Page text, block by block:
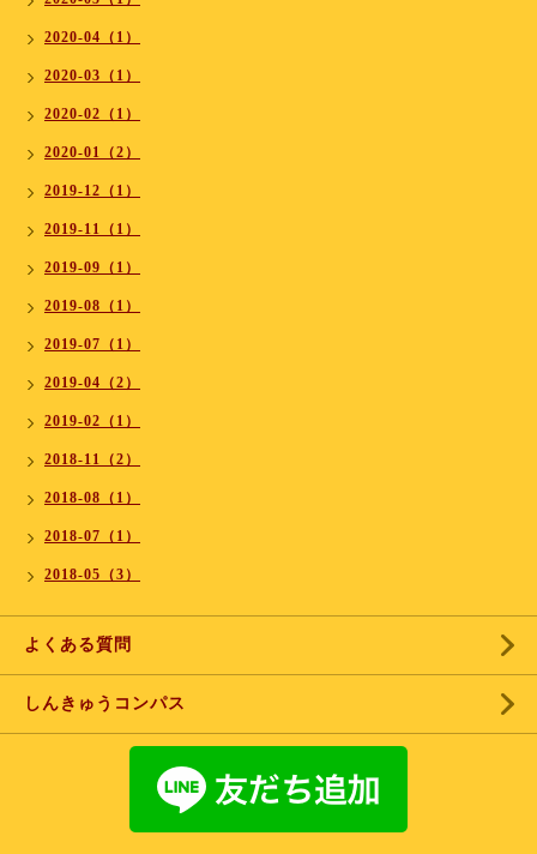
2020-04（1）
2020-03（1）
2020-02（1）
2020-01（2）
2019-12（1）
2019-11（1）
2019-09（1）
2019-08（1）
2019-07（1）
2019-04（2）
2019-02（1）
2018-11（2）
2018-08（1）
2018-07（1）
2018-05（3）
よくある質問
しんきゅうコンパス